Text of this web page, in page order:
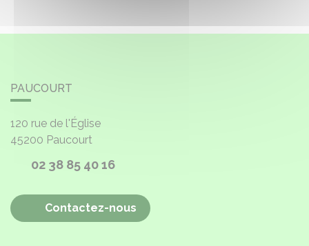
PAUCOURT
120 rue de l'Église
45200 Paucourt
02 38 85 40 16
Contactez-nous